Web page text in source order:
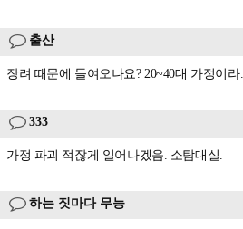
출산
장려 때문에 들여오나요? 20~40대 가정이라
333
가정 파괴 적잖게 일어나겠음. 소탐대실.
하는 짓마다 무능